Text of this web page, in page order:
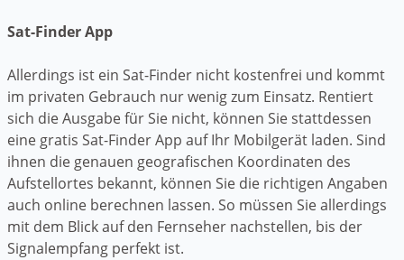
Sat-Finder App
Allerdings ist ein Sat-Finder nicht kostenfrei und kommt
im privaten Gebrauch nur wenig zum Einsatz. Rentiert
sich die Ausgabe für Sie nicht, können Sie stattdessen
eine gratis Sat-Finder App auf Ihr Mobilgerät laden. Sind
ihnen die genauen geografischen Koordinaten des
Aufstellortes bekannt, können Sie die richtigen Angaben
auch online berechnen lassen. So müssen Sie allerdings
mit dem Blick auf den Fernseher nachstellen, bis der
Signalempfang perfekt ist.